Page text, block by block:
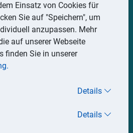
0151 15330111
online.de
Datenschutz
Einsatz von Cookies für
Sie auf "Speichern", um
anzupassen. Mehr
auf unserer Webseite
finden Sie in unserer
Details
Details